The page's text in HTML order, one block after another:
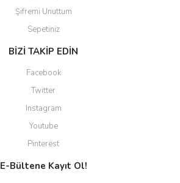
Şifremi Unuttum
Sepetiniz
BİZİ TAKİP EDİN
Facebook
Twitter
Instagram
Youtube
Pinterest
E-Bültene Kayıt Ol!